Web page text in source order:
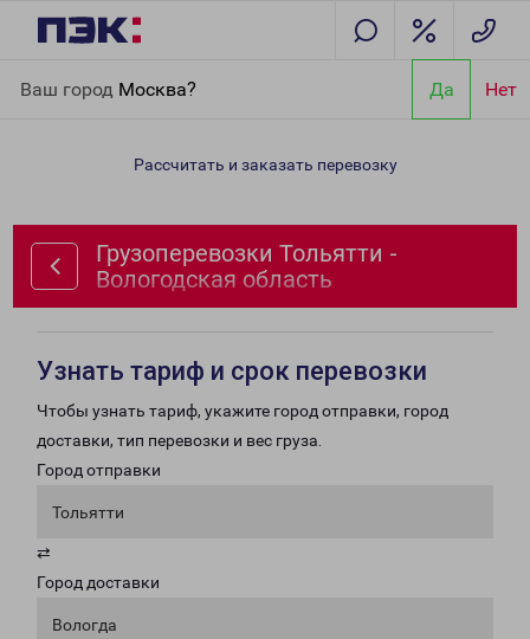
Ваш город Москва? Да Нет
Вологодская область
Рассчитать и заказать перевозку
Грузоперевозки Тольятти -
Вологодская область
Узнать тариф и срок перевозки
Чтобы узнать тариф, укажите город отправки, город
доставки, тип перевозки и вес груза.
Город отправки
Тольятти
⇄
Город доставки
Вологда